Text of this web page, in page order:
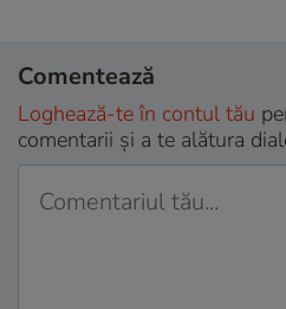
Comentează
Loghează-te în contul tău
comentarii și a te alătura